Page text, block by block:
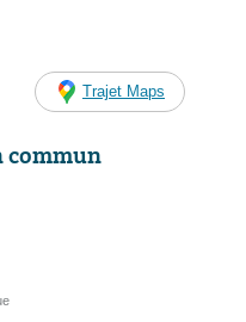
Trajet Maps
commun